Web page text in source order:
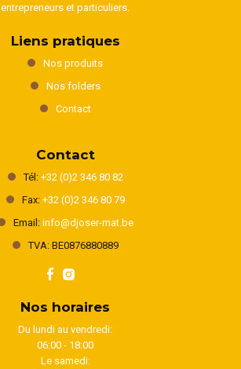
entrepreneurs et particuliers.
Liens pratiques
Nos produits
Nos folders
Contact
Contact
Tél: +32 (0)2 346 80 82
Fax: +32 (0)2 346 80 79
Email: info@djoser-mat.be
TVA: BE0876880889
Nos horaires
Du lundi au vendredi:
06:00 - 18:00
Le samedi: